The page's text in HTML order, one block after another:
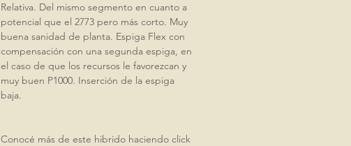
Relativa. Del mismo segmento en cuanto a
potencial que el 2773 pero más corto. Muy
buena sanidad de planta. Espiga Flex con
compensación con una segunda espiga, en
el caso de que los recursos le favorezcan y
muy buen P1000. Inserción de la espiga
baja.
Conocé más de este hibrido haciendo click